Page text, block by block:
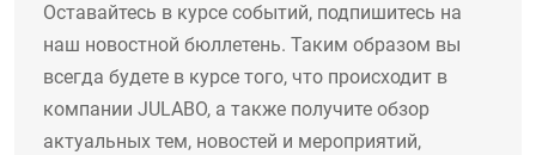
Оставайтесь в курсе событий, подпишитесь на
наш новостной бюллетень. Таким образом вы
всегда будете в курсе того, что происходит в
компании JULABO, а также получите обзор
актуальных тем, новостей и мероприятий,